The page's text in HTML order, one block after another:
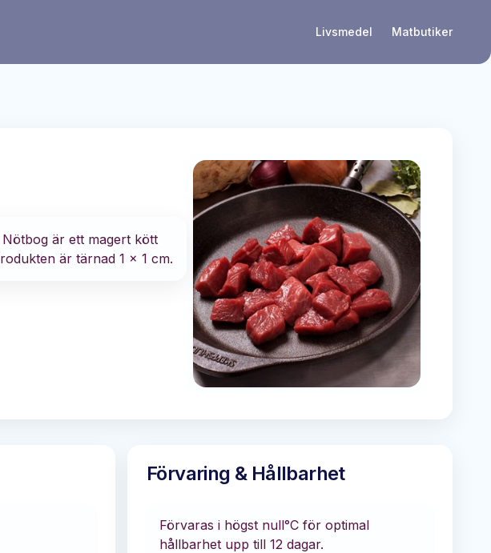
Livsmedel Matbutiker
är ett magert kött
är tärnad 1 x 1 cm.
Förvaring & Hållbarhet
Förvaras i högst null°C för optimal
hållbarhet upp till 12 dagar.